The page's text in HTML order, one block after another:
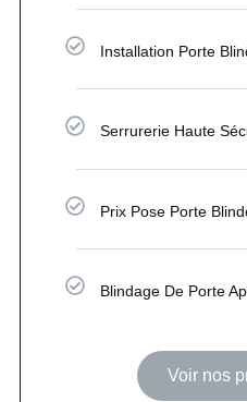
Installation Porte
Serrurerie Haute
Prix Pose Porte
Blindage De Porte
Voir nos